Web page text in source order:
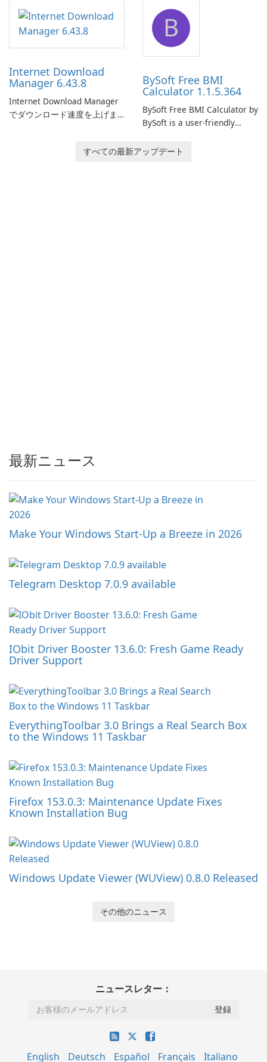
application designed to
monitor your internet
connection and provide real-
time insights into its
designed to help businesses
effectively manage their
network infrastructure.
Internet Download
Manager 6.43.8
Internet Download Manager
でダウンロード速度を上げま
B
BySoft Free BMI
Calculator 1.1.5.364
BySoft Free BMI Calculator by
BySoft is a user-friendly
designed to help you
すべての最新アップデート
最新ニュース
Make Your Windows Start-Up a Breeze in 2026
Telegram Desktop 7.0.9 available
IObit Driver Booster 13.6.0: Fresh Game Ready
Driver Support
EverythingToolbar 3.0 Brings a Real Search Box
to the Windows 11 Taskbar
Firefox 153.0.3: Maintenance Update Fixes
Known Installation Bug
Windows Update Viewer (WUView) 0.8.0 Released
その他のニュース
ニュースレター：
English Deutsch Español Français Italiano